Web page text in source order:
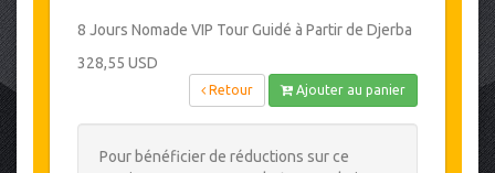
8 Jours Nomade VIP Tour Guidé à Partir de Djerba
328,55 USD
Retour Ajouter au panier
Pour bénéficier de réductions sur ce